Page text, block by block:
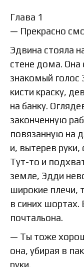
Глава 1
— Прекрасно
Эдвина стояла
стене дома. Она
знакомый голос
кисти краску,
на банку.
законченную
повязанную на
и, вытерев руки,
Тут-то и
земле, Эдди
широкие плечи,
в синих
почтальона.
— Ты тоже
она, убирая в
руки.